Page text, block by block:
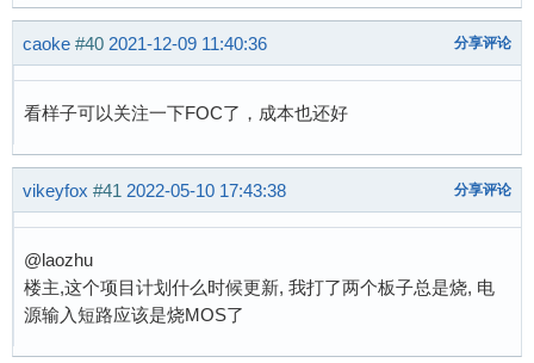
caoke #40 2021-12-09 11:40:36 分享评论
看样子可以关注一下FOC了，成本也还好
vikeyfox #41 2022-05-10 17:43:38 分享评论
@laozhu
楼主,这个项目计划什么时候更新, 我打了两个板子总是烧, 电
源输入短路应该是烧MOS了